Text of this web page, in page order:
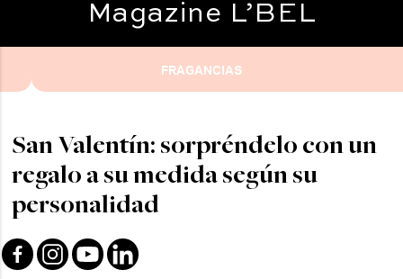
Magazine L’BEL
FRAGANCIAS
San Valentín: sorpréndelo con un
regalo a su medida según su
personalidad